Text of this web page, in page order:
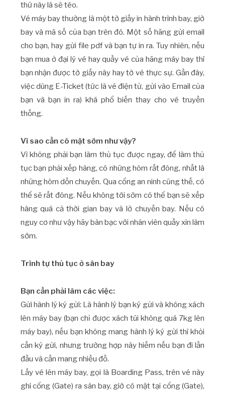
thứ này là sẽ tèo.
Vé máy bay thường là một tờ giấy in hành trình bay, giờ
bay và mã số của bạn trên đó. Một số hãng gửi email
cho bạn, hay gửi file pdf và bạn tự in ra. Tuy nhiên, nếu
bạn mua ở đại lý vé hay quầy vé của hãng máy bay thì
bạn nhận được tờ giấy này hay tờ vé thực sự. Gần đây,
việc dùng E-Ticket (tức là vé điện tử, gửi vào Email của
bạn và bạn in ra) khá phổ biến thay cho vé truyền
thống.
Vì sao cần có mặt sớm như vậy?
Vì không phải bạn làm thủ tục được ngay, để làm thủ
tục bạn phải xếp hàng, có những hôm rất đông, nhất là
những hôm dồn chuyến. Qua cổng an ninh cũng thế, có
thể sẽ rất đông. Nếu không tới sớm có thể bạn sẽ xếp
hàng quá cả thời gian bay và lỡ chuyến bay. Nếu có
nguy cơ như vậy hãy bàn bạc với nhân viên quầy xin làm
sớm.
Trình tự thủ tục ở sân bay
Bạn cần phải làm các việc:
Gửi hành lý ký gửi: Là hành lý bạn ký gửi và không xách
lên máy bay (bạn chỉ được xách túi không quá 7kg lên
máy bay), nếu bạn không mang hành lý ký gửi thì khỏi
cần ký gửi, nhưng trường hợp này hiếm nếu bạn đi lần
đầu và cần mang nhiều đồ.
Lấy vé lên máy bay, gọi là Boarding Pass, trên vé này
ghi cổng (Gate) ra sân bay, giờ có mặt tại cổng (Gate),